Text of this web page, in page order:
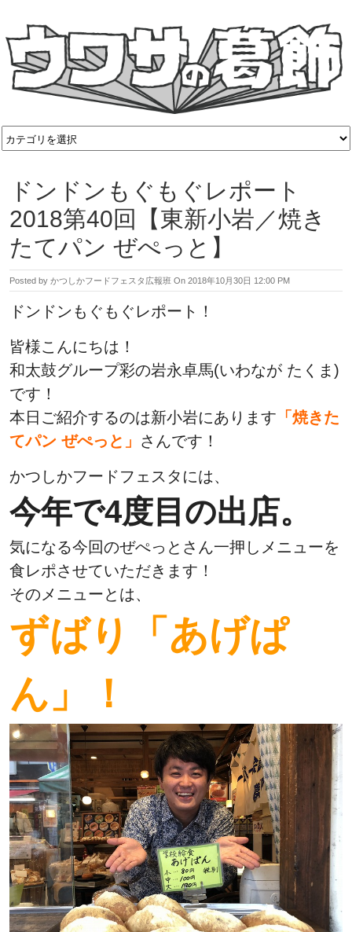
ドンドンもぐもぐレポート
2018第40回【東新小岩／焼き
たてパン ぜぺっと】
Posted by かつしかフードフェスタ広報班 On 2018年10月30日 12:00 PM
ドンドンもぐもぐレポート！
皆様こんにちは！
和太鼓グループ彩の岩永卓馬(いわなが たくま)
です！
本日ご紹介するのは新小岩にあります 「焼きた
てパン ぜぺっと」 さんです！
かつしかフードフェスタには、
今年で4度目の出店。
気になる今回のぜぺっとさん一押しメニューを
食レポさせていただきます！
そのメニューとは、
ずばり「あげぱ
ん」！